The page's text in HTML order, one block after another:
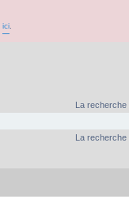
ici
La
La